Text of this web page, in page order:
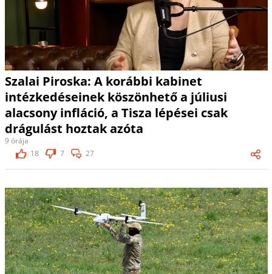
Szalai Piroska: A korábbi kabinet
intézkedéseinek köszönhető a júliusi
alacsony infláció, a Tisza lépései csak
drágulást hoztak azóta
9 órája
18
7 27